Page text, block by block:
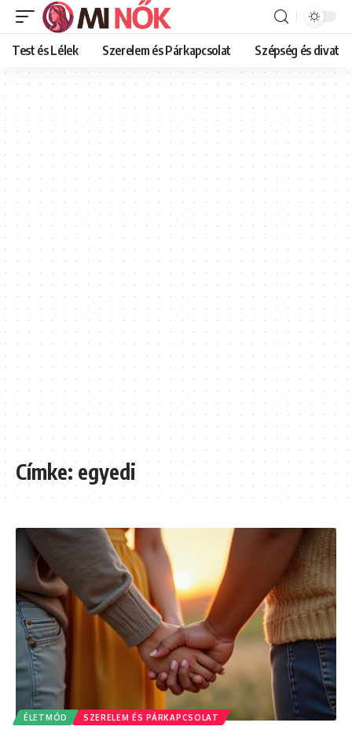
Test és Lélek Szerelem és Párkapcsolat Szépség és divat
Címke:egyedi
ÉLETMÓD SZERELEM ÉS PÁRKAPCSOLAT